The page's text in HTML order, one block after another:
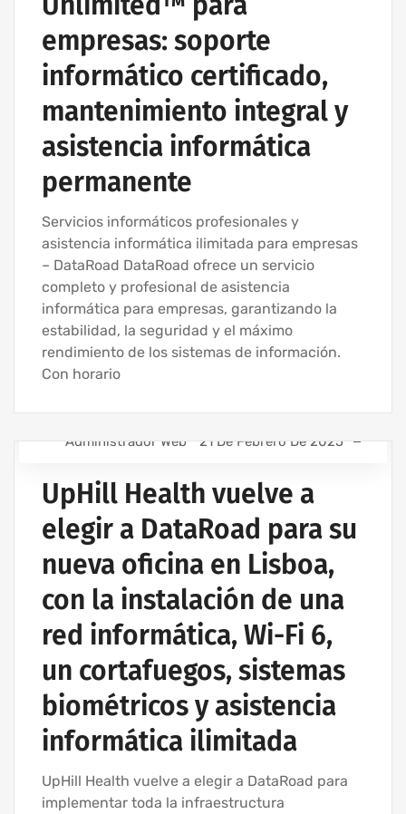
EMPRESA DE INFORMÁTICA Y SERVICIOS INFORMÁTICOS
MANTENIMIENTO INFORMÁTICO PARA EMPRESAS
SERVICIOS INFORMÁTICOS Y ASISTENCIA INFORMÁTICA
empresas: soporte
informático certificado,
mantenimiento integral y
asistencia informática
permanente
Servicios informáticos profesionales y
asistencia informática ilimitada para empresas
– DataRoad DataRoad ofrece un servicio
completo y profesional de asistencia
informática para empresas, garantizando la
estabilidad, la seguridad y el máximo
rendimiento de los sistemas de información.
Con horario
PARA EMPRESAS
EMPRESA DE ASISTENCIA INFORMÁTICA | SERVICIOS
INFORMÁTICOS
IT UNLIMITED - SERVICIOS INFORMÁTICOS
MANTENIMIENTO INFORMÁTICO PARA EMPRESAS
Administrador Web 21 De Febrero De 2025
UpHill Health vuelve a
elegir a DataRoad para su
nueva oficina en Lisboa,
con la instalación de una
red informática, Wi-Fi 6,
un cortafuegos, sistemas
biométricos y asistencia
informática ilimitada
UpHill Health vuelve a elegir a DataRoad para
implementar toda la infraestructura